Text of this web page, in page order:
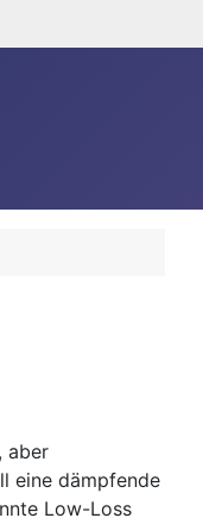
aber
eine dämpfende
Low-Loss